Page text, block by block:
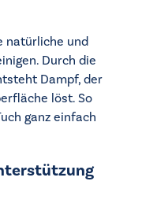
natürliche und
Durch die
Dampf, der
löst. So
ganz einfach